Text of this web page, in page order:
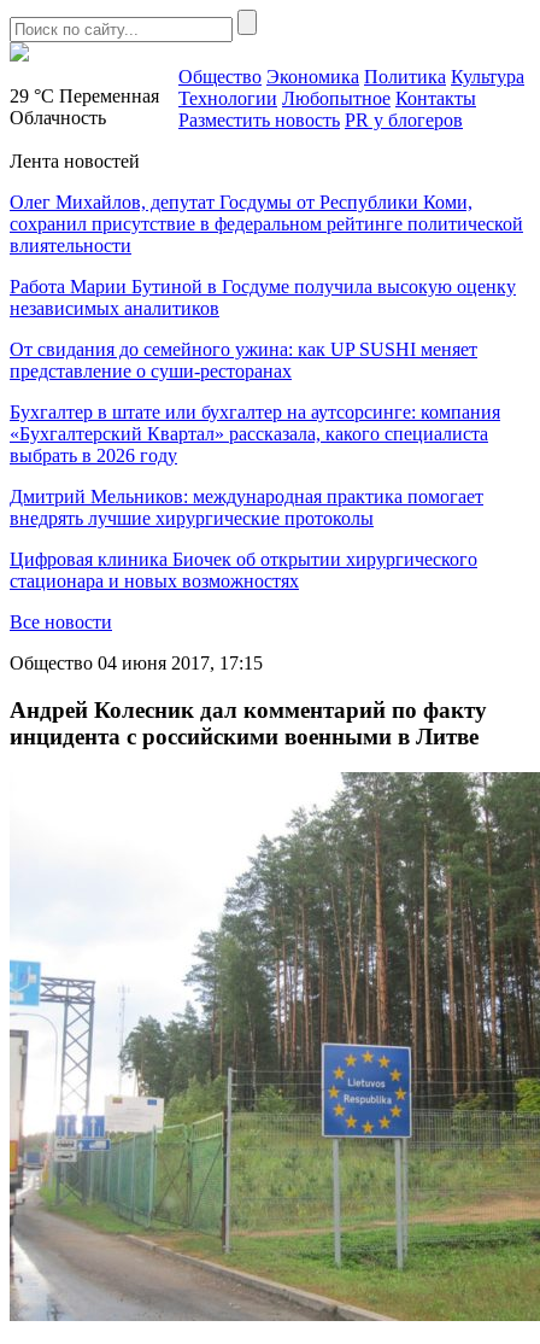
29 °C Переменная
Облачность
Общество Экономика Политика Культура
Технологии Любопытное Контакты
Разместить новость PR у блогеров
Лента новостей
Олег Михайлов, депутат Госдумы от Республики Коми,
сохранил присутствие в федеральном рейтинге политической
влиятельности
Работа Марии Бутиной в Госдуме получила высокую оценку
независимых аналитиков
От свидания до семейного ужина: как UP SUSHI меняет
представление о суши-ресторанах
Бухгалтер в штате или бухгалтер на аутсорсинге: компания
«Бухгалтерский Квартал» рассказала, какого специалиста
выбрать в 2026 году
Дмитрий Мельников: международная практика помогает
внедрять лучшие хирургические протоколы
Цифровая клиника Биочек об открытии хирургического
стационара и новых возможностях
Все новости
Общество 04 июня 2017, 17:15
Андрей Колесник дал комментарий по факту
инцидента с российскими военными в Литве